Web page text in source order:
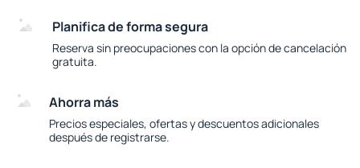
Planifica de forma segura
Reserva sin preocupaciones con la opción de cancelación
gratuita.
Ahorra más
Precios especiales, ofertas y descuentos adicionales
después de registrarse.